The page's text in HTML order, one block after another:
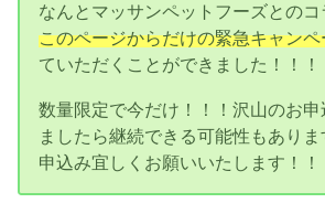
なんとマッサンペットフーズとのコ
このページからだけの緊急キャン
ていただくことができました！！！
数量限定で今だけ！！！沢山のお
ましたら継続できる可能性もあり
申込み宜しくお願いいたします！！